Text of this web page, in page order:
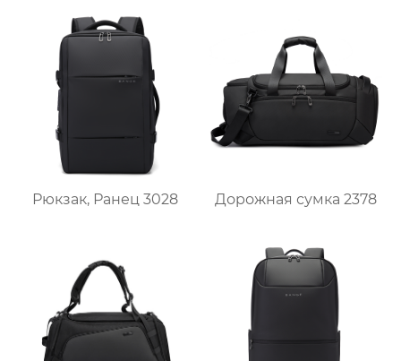
Рюкзак, Ранец 3028 Дорожная сумка 2378